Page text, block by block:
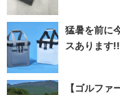
猛暑を前に
スあります!!
【ゴルフ